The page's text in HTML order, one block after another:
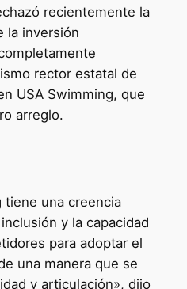
recientemente la
la inversión
rector estatal de
USA Swimming, que
arreglo.
tiene una creencia
y la capacidad
para adoptar el
una manera que se
y articulación», dijo